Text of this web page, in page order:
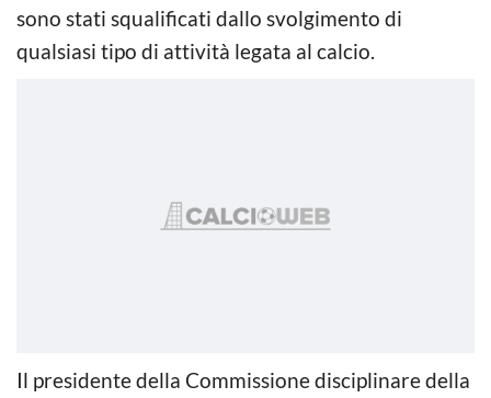
sono stati squalificati dallo svolgimento di
qualsiasi tipo di attività legata al calcio.
Il presidente della Commissione disciplinare della